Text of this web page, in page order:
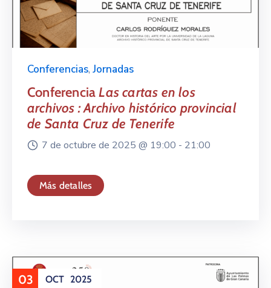
Conferencias, Jornadas
ConferenciaLas cartas en los
archivos : Archivo histórico provincial
de Santa Cruz de Tenerife
7 de octubre de 2025 @ 19:00 - 21:00
Más detalles
03 OCT 2025